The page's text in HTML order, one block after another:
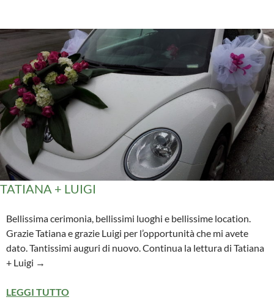
TATIANA + LUIGI
Bellissima cerimonia, bellissimi luoghi e bellissime location.
Grazie Tatiana e grazie Luigi per l’opportunità che mi avete
dato. Tantissimi auguri di nuovo. Continua la lettura di Tatiana
+ Luigi →
LEGGI TUTTO